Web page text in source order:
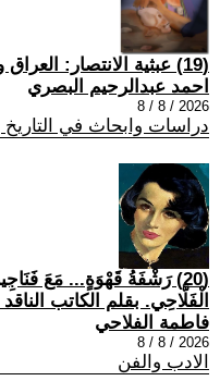
(19) عبثية الانتصار: العراق وإيران في ذكرى 8/8
احمد عبدالرحيم البصري
2026 / 8 / 8
دراسات وابحاث في التاريخ
(20) رَشْفَةُ قَهْوَةٍ... مَعَ
الْفَلَّاحِي. بقلم الكاتب
فاطمة الفلاحي
2026 / 8 / 8
الادب والفن